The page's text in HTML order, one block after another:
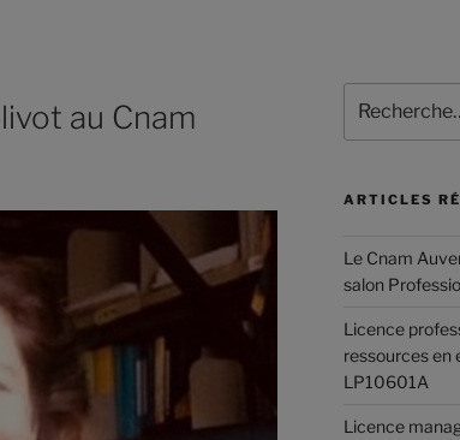
au Cnam
ARTICLES
Le Cnam
salon
Licence
ressources en
LP10601A
Licence